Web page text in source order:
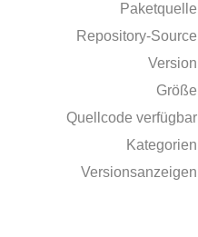
Paketquelle
Repository-Source
Version
Größe
Quellcode verfügbar
Kategorien
Versionsanzeigen